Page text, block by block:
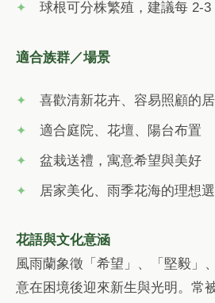
球根可分株繁殖，建議每 2-3
適合族群／場景
喜歡清新花卉、容易照顧的
適合庭院、花壇、陽台布置
盆栽送禮，寓意希望與美好
居家美化、雨季花海的理想
花語與文化意涵
風雨蘭象徵「希望」、「堅毅」
意在困境後迎來新生與光明。常